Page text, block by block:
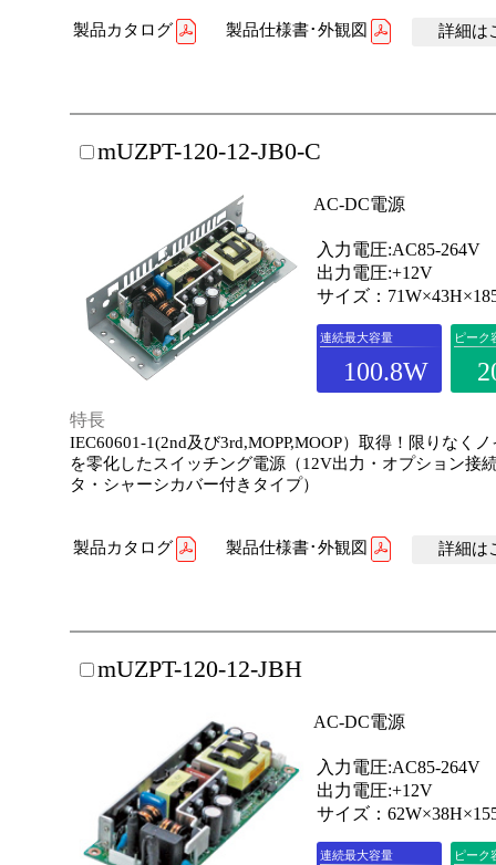
製品カタログ 製品仕様書･外観図 詳細は
mUZPT-120-12-JB0-C
AC-DC電源
入力電圧:AC85-264V
出力電圧:+12V
サイズ：
連続最大容量
100.8W
ピーク
特長
IEC60601-1(2nd及び3rd,MOPP,MOOP）取得！限りなく
を零化したスイッチング電源（12V出力・オプション接
タ・シャーシカバー付きタイプ）
製品カタログ 製品仕様書･外観図 詳細は
mUZPT-120-12-JBH
AC-DC電源
入力電圧:AC85-264V
出力電圧:+12V
サイズ：
連続最大容量 ピーク